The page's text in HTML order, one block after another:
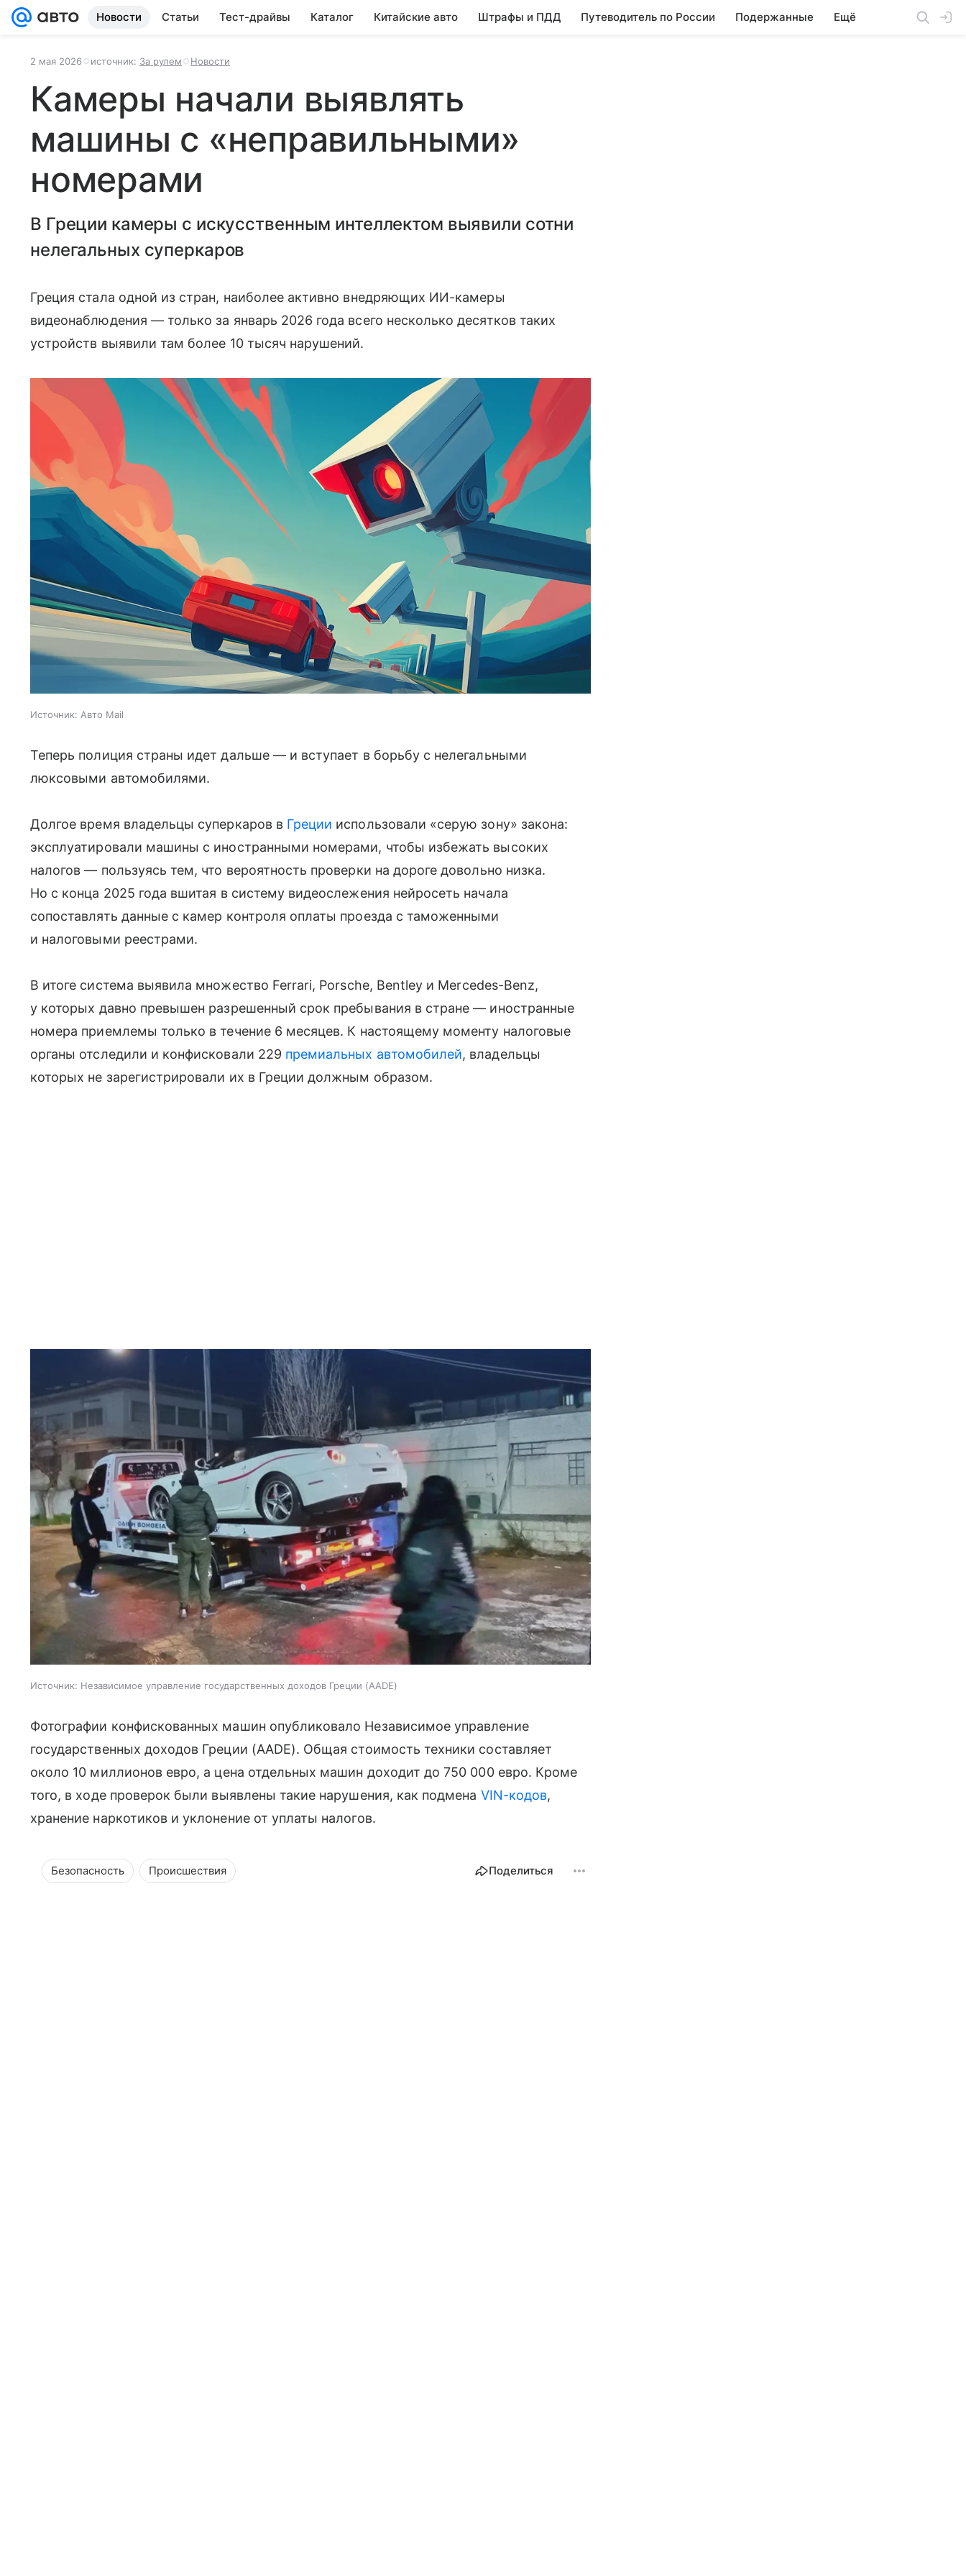
Новости Статьи Тест-драйвы Каталог Китайские авто Штрафы и ПДД Путеводитель по России Подержанные Ещё
2 мая 2026 источник: За рулем Новости
Камеры начали выявлять
машины с «неправильными»
номерами
В Греции камеры с искусственным интеллектом выявили сотни
нелегальных суперкаров
Греция стала одной из стран, наиболее активно внедряющих ИИ-камеры
видеонаблюдения — только за январь 2026 года всего несколько десятков таких
устройств выявили там более 10 тысяч нарушений.
Источник: Авто Mail
Теперь полиция страны идет дальше — и вступает в борьбу с нелегальными
люксовыми автомобилями.
Долгое время владельцы суперкаров в Греции использовали «серую зону» закона:
эксплуатировали машины с иностранными номерами, чтобы избежать высоких
налогов — пользуясь тем, что вероятность проверки на дороге довольно низка.
Но с конца 2025 года вшитая в систему видеослежения нейросеть начала
сопоставлять данные с камер контроля оплаты проезда с таможенными
и налоговыми реестрами.
В итоге система выявила множество Ferrari, Porsche, Bentley и Mercedes-Benz,
у которых давно превышен разрешенный срок пребывания в стране — иностранные
номера приемлемы только в течение 6 месяцев. К настоящему моменту налоговые
органы отследили и конфисковали 229 премиальных автомобилей, владельцы
которых не зарегистрировали их в Греции должным образом.
Источник: Независимое управление государственных доходов Греции (AADE)
Фотографии конфискованных машин опубликовало Независимое управление
государственных доходов Греции (AADE). Общая стоимость техники составляет
около 10 миллионов евро, а цена отдельных машин доходит до 750 000 евро. Кроме
того, в ходе проверок были выявлены такие нарушения, как подмена VIN-кодов,
хранение наркотиков и уклонение от уплаты налогов.
Безопасность Происшествия Поделиться